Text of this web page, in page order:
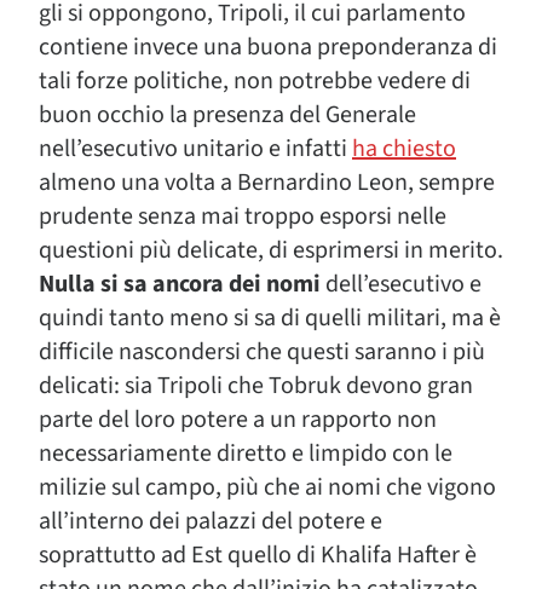
gli si oppongono, Tripoli, il cui parlamento
contiene invece una buona preponderanza di
tali forze politiche, non potrebbe vedere di
buon occhio la presenza del Generale
nell’esecutivo unitario e infattiha chiesto
almeno una volta a Bernardino Leon, sempre
prudente senza mai troppo esporsi nelle
questioni più delicate, di esprimersi in merito.
Nulla si sa ancora dei nomi dell’esecutivo e
quindi tanto meno si sa di quelli militari, ma è
difficile nascondersi che questi saranno i più
delicati: sia Tripoli che Tobruk devono gran
parte del loro potere a un rapporto non
necessariamente diretto e limpido con le
milizie sul campo, più che ai nomi che vigono
all’interno dei palazzi del potere e
soprattutto ad Est quello di Khalifa Hafter è